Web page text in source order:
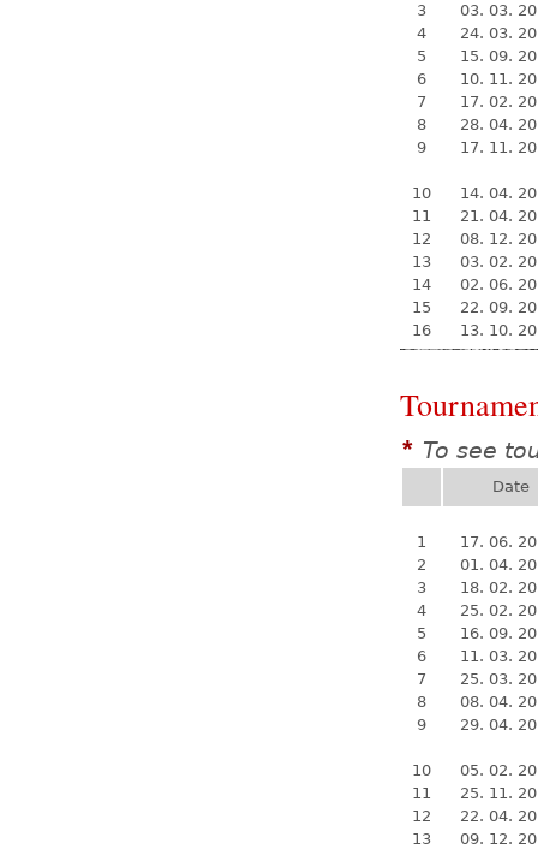
3
03. 03.
4
24. 03.
5
15. 09.
6
10. 11.
7
17. 02.
8
28. 04.
9
17. 11.
10
14. 04.
11
21. 04.
12
08. 12.
13
03. 02.
14
02. 06.
15
22. 09.
16
13. 10.
* To see
Date
1
17. 06.
2
01. 04.
3
18. 02.
4
25. 02.
5
16. 09.
6
11. 03.
7
25. 03.
8
08. 04.
9
29. 04.
10
05. 02.
11
25. 11.
12
22. 04.
13
09. 12.